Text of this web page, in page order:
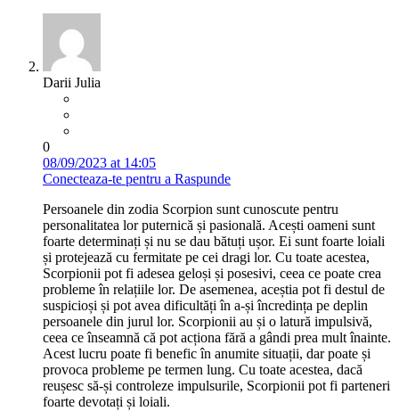
Darii Julia
0
08/09/2023 at 14:05
Conecteaza-te pentru a Raspunde
Persoanele din zodia Scorpion sunt cunoscute pentru
personalitatea lor puternică și pasională. Acești oameni sunt
foarte determinați și nu se dau bătuți ușor. Ei sunt foarte loiali
și protejează cu fermitate pe cei dragi lor. Cu toate acestea,
Scorpionii pot fi adesea geloși și posesivi, ceea ce poate crea
probleme în relațiile lor. De asemenea, aceștia pot fi destul de
suspicioși și pot avea dificultăți în a-și încredința pe deplin
persoanele din jurul lor. Scorpionii au și o latură impulsivă,
ceea ce înseamnă că pot acționa fără a gândi prea mult înainte.
Acest lucru poate fi benefic în anumite situații, dar poate și
provoca probleme pe termen lung. Cu toate acestea, dacă
reușesc să-și controleze impulsurile, Scorpionii pot fi parteneri
foarte devotați și loiali.